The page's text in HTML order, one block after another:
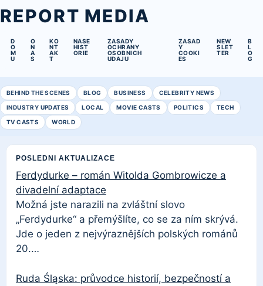
REPORT MEDIA
D
O
M
U
O
N
A
S
KO
NT
AK
T
NASE
HIST
ORIE
ZASADY
OCHRANY
OSOBNICH
UDAJU
ZASAD
Y
COOKI
ES
NEW
SLET
TER
B
L
O
G
BEHIND THE SCENES BLOG BUSINESS CELEBRITY NEWS
INDUSTRY UPDATES LOCAL MOVIE CASTS POLITICS TECH
TV CASTS WORLD
POSLEDNI AKTUALIZACE
Ferdydurke – román Witolda Gombrowicze a
divadelní adaptace
Možná jste narazili na zvláštní slovo
„Ferdydurke“ a přemýšlíte, co se za ním skrývá.
Jde o jeden z nejvýraznějších polských románů
20.…
Ruda Śląska: průvodce historií, bezpečností a